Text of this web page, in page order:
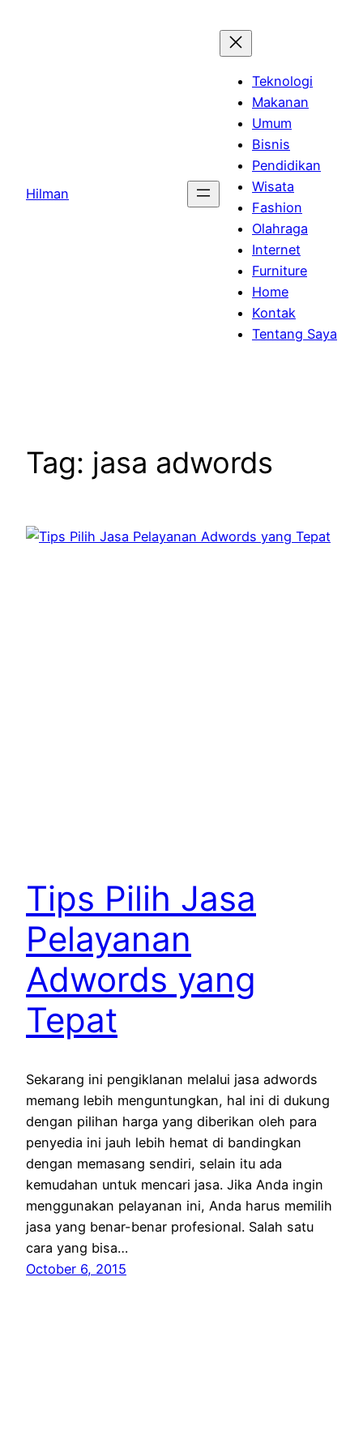
Hilman
Teknologi
Makanan
Umum
Bisnis
Pendidikan
Wisata
Fashion
Olahraga
Internet
Furniture
Home
Kontak
Tentang Saya
Tag: jasa adwords
Tips Pilih Jasa
Pelayanan
Adwords yang
Tepat
Sekarang ini pengiklanan melalui jasa adwords
memang lebih menguntungkan, hal ini di dukung
dengan pilihan harga yang diberikan oleh para
penyedia ini jauh lebih hemat di bandingkan
dengan memasang sendiri, selain itu ada
kemudahan untuk mencari jasa. Jika Anda ingin
menggunakan pelayanan ini, Anda harus memilih
jasa yang benar-benar profesional. Salah satu
cara yang bisa…
October 6, 2015